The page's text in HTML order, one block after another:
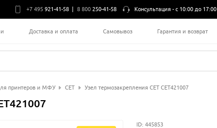
+7 495 921-41-58 8 800 250-41-58 Консультация -с 10:00 до 17:00
Доставка и оплата Самовывоз Гарантия и возврат
принтеров и МФУ CET Узел термозакрепления CET CET421007
ID: 445853